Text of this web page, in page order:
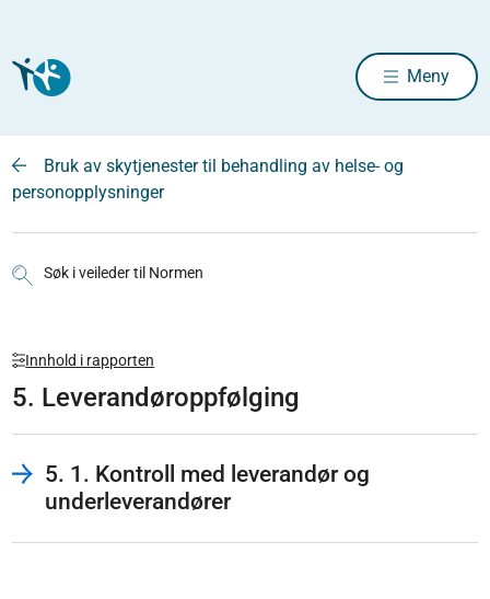
Meny
Bruk av skytjenester til behandling av helse- og
personopplysninger
Søk i veileder til Normen
Innhold i rapporten
5. Leverandøroppfølging
5. 1. Kontroll med leverandør og
underleverandører